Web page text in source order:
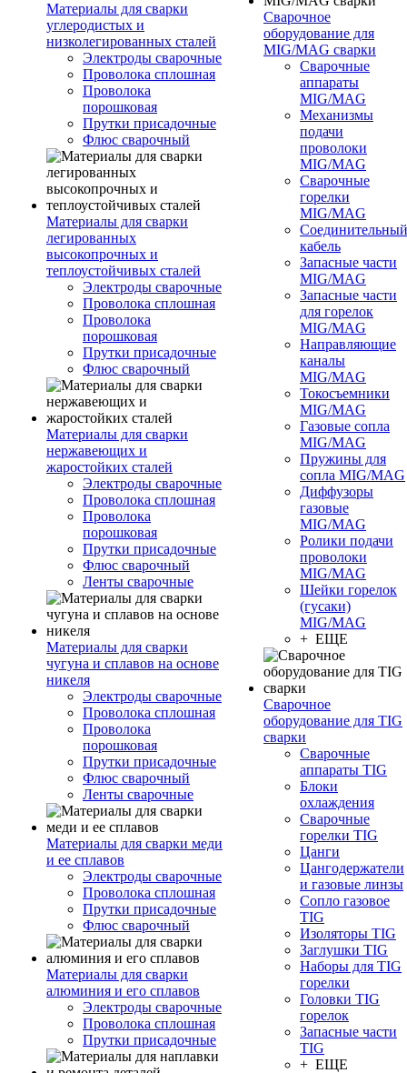
Материалы для сварки
углеродистых и
низколегированных сталей
Электроды сварочные
Проволока сплошная
Проволока
порошковая
Прутки присадочные
Флюс сварочный
Материалы для сварки
легированных
высокопрочных и
теплоустойчивых сталей
Электроды сварочные
Проволока сплошная
Проволока
порошковая
Прутки присадочные
Флюс сварочный
Материалы для сварки
нержавеющих и
жаростойких сталей
Электроды сварочные
Проволока сплошная
Проволока
порошковая
Прутки присадочные
Флюс сварочный
Ленты сварочные
Материалы для сварки
чугуна и сплавов на основе
никеля
Электроды сварочные
Проволока сплошная
Проволока
порошковая
Прутки присадочные
Флюс сварочный
Ленты сварочные
Материалы для сварки меди
и ее сплавов
Электроды сварочные
Проволока сплошная
Прутки присадочные
Флюс сварочный
Материалы для сварки
алюминия и его сплавов
Электроды сварочные
Проволока сплошная
Прутки присадочные
Сварочное
оборудование для
MIG/MAG сварки
Сварочные
аппараты
MIG/MAG
Механизмы
подачи
проволоки
MIG/MAG
Сварочные
горелки
MIG/MAG
Соединительный
кабель
Запасные части
MIG/MAG
Запасные части
для горелок
MIG/MAG
Направляющие
каналы
MIG/MAG
Токосъемники
MIG/MAG
Газовые сопла
MIG/MAG
Пружины для
сопла MIG/MAG
Диффузоры
газовые
MIG/MAG
Ролики подачи
проволоки
MIG/MAG
Шейки горелок
(гусаки)
MIG/MAG
+ ЕЩЕ
Сварочное
оборудование для TIG
сварки
Сварочные
аппараты TIG
Блоки
охлаждения
Сварочные
горелки TIG
Цанги
Цангодержатели
и газовые линзы
Сопло газовое
TIG
Изоляторы TIG
Заглушки TIG
Наборы для TIG
горелки
Головки TIG
горелок
Запасные части
TIG
+ ЕЩЕ